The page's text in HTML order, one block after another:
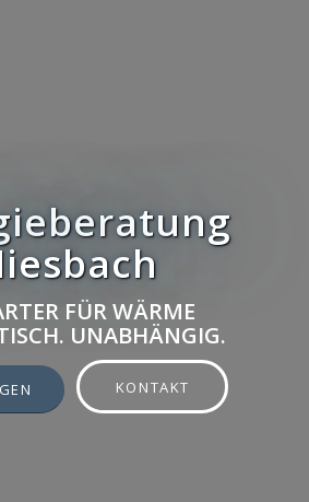
FÜR WÄRME
UNABHÄNGIG.
KONTAKT